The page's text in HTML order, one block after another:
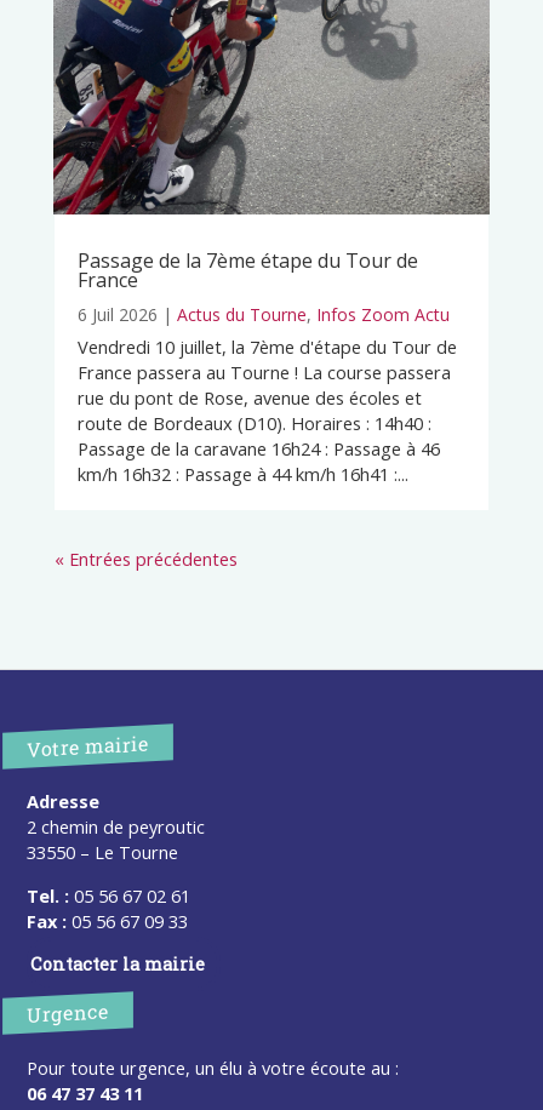
Passage de la 7ème étape du Tour de
France
6 Juil 2026 | Actus du Tourne, Infos Zoom Actu
Vendredi 10 juillet, la 7ème d'étape du Tour de
France passera au Tourne ! La course passera
rue du pont de Rose, avenue des écoles et
route de Bordeaux (D10). Horaires : 14h40 :
Passage de la caravane 16h24 : Passage à 46
km/h 16h32 : Passage à 44 km/h 16h41 :...
« Entrées précédentes
Votre mairie
Adresse
2 chemin de peyroutic
33550 – Le Tourne
Tel. : 05 56 67 02 61
Fax : 05 56 67 09 33
Contacter la mairie
Urgence
Pour toute urgence, un élu à votre écoute au :
06 47 37 43 11